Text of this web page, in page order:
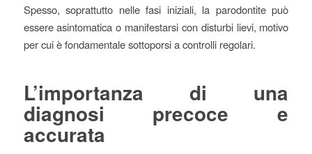
Spesso, soprattutto nelle fasi iniziali, la parodontite può
essere asintomatica o manifestarsi con disturbi lievi, motivo
per cui è fondamentale sottoporsi a controlli regolari.
L’importanza di una
diagnosi precoce e
accurata